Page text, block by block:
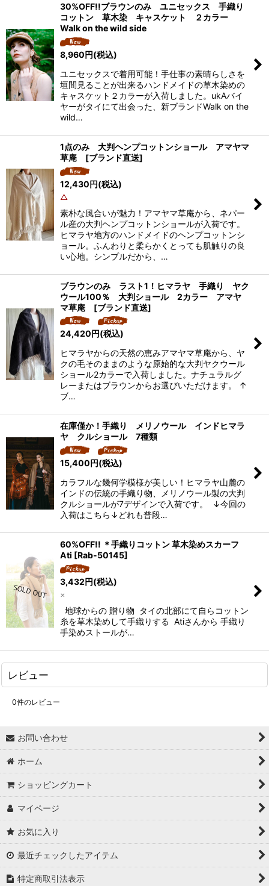
30%OFF!!ブラウンのみ ユニセックス 手織り
コットン 草木染 キャスケット ２カラー
Walk on the wild side
8,960円(税込)
ユニセックスで着用可能！手仕事の素晴らしさを
垣間見ることが出来るハンドメイドの草木染めの
キャスケット２カラーが入荷しました。ukAバイ
ヤーがタイにて出会った、新ブランドWalk on the
wild…
1点のみ 大判ヘンプコットンショール アマヤマ
草庵 [ブランド直送]
12,430円(税込)
△
素朴な風合いが魅力！アマヤマ草庵から、ネパー
ル産の大判ヘンプコットンショールが入荷です。
ヒマラヤ地方のハンドメイドのヘンプコットンシ
ョール。ふんわりと柔らかくとっても肌触りの良
い心地。シンプルだから、…
ブラウンのみ ラスト1！ヒマラヤ 手織り ヤク
ウール100％ 大判ショール 2カラー アマヤ
マ草庵 [ブランド直送]
24,420円(税込)
ヒマラヤからの天然の恵みアマヤマ草庵から、ヤ
クの毛そのままのような原始的な大判ヤクウール
ショール2カラーで入荷しました。ナチュラルグ
レーまたはブラウンからお選びいただけます。 ↑
ブ…
在庫僅か！手織り メリノウール インドヒマラ
ヤ クルショール 7種類
15,400円(税込)
カラフルな幾何学模様が美しい！ヒマラヤ山麓の
インドの伝統の手織り物、メリノウール製の大判
クルショールが7デザインで入荷です。 ↓今回の
入荷はこちら↓どれも普段…
60%OFF!! ＊手織りコットン 草木染めスカーフ
Ati [Rab-50145]
3,432円(税込)
×
地球からの 贈り物 タイの北部にて自らコットン
糸を草木染めして手織りする Atiさんから 手織り
手染めストールが…
レビュー
0件のレビュー
お問い合わせ
ホーム
ショッピングカート
マイページ
お気に入り
最近チェックしたアイテム
特定商取引法表示